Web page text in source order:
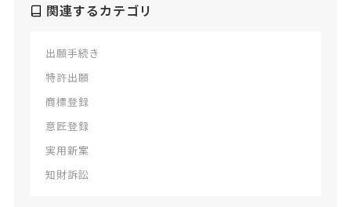
関連するカテゴリ
出願手続き
特許出願
商標登録
意匠登録
実用新案
知財訴訟